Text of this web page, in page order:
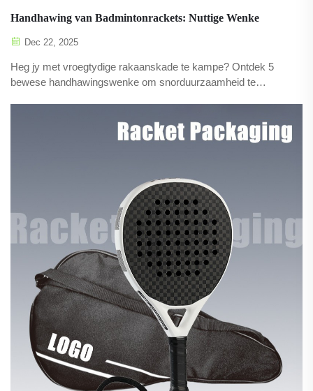
Handhawing van Badmintonrackets: Nuttige Wenke
Dec 22, 2025
Heg jy met vroegtydige rakaanskade te kampe? Ontdek 5
bewese handhawingswenke om snorduurzaamheid te